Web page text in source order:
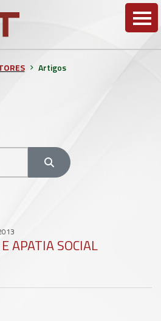
Artigos
APATIA SOCIAL